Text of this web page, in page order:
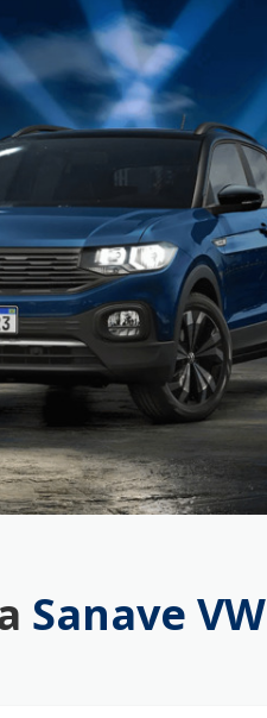
Sanave VW